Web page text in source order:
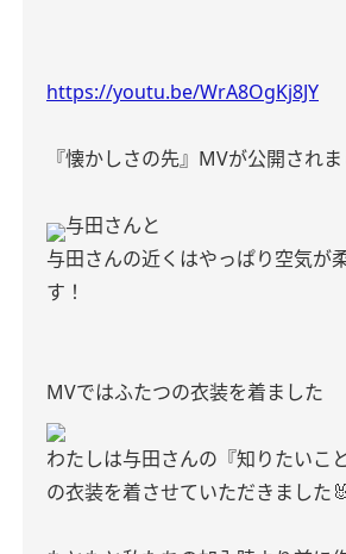
https://youtu.be/WrA8OgKj8JY
『懐かしさの先』MVが公開され
与田さんと
与田さんの近くはやっぱり空気が
す！
MVではふたつの衣装を着ました
わたしは与田さんの『知りたいこ
の衣装を着させていただきました🐰